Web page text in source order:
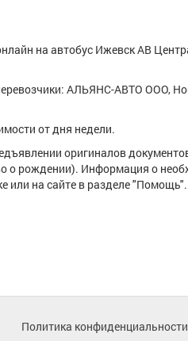
на автобус Ижевск АВ
АЛЬЯНС-АВТО ООО,
от дня недели.
оригиналов
о рождении). Информация о
или на сайте в разделе "Помощь".
Политика конфиденциальности